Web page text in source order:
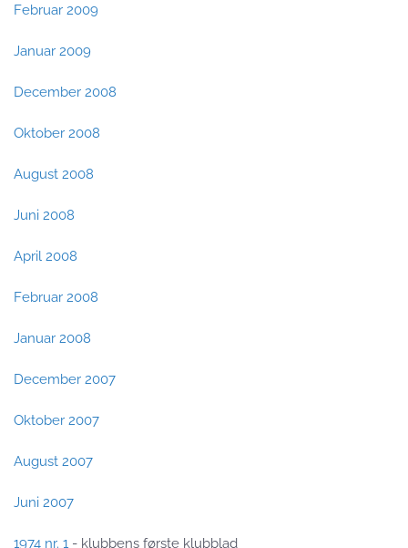
Februar 2009
Januar 2009
December 2008
Oktober 2008
August 2008
Juni 2008
April 2008
Februar 2008
Januar 2008
December 2007
Oktober 2007
August 2007
Juni 2007
1974 nr. 1 - klubbens første klubblad